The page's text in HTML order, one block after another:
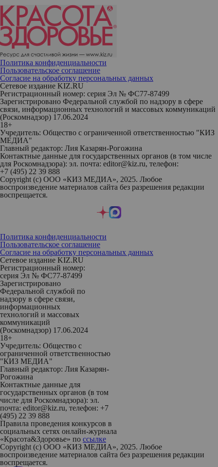
Политика конфиденциальности
Пользовательское соглашение
Согласие на обработку персональных данных
Сетевое издание KIZ.RU
Регистрационный номер: серия Эл № ФС77-87499
Зарегистрировано Федеральной службой по надзору в сфере
связи, информационных технологий и массовых коммуникаций
(Роскомнадзор) 17.06.2024
18+
Учредитель: Общество с ограниченной ответственностью "КИЗ
МЕДИА"
Главный редактор: Лия Казарян-Рогожина
Контактные данные для государственных органов (в том числе
для Роскомнадзора): эл. почта: editor@kiz.ru, телефон:
+7 (495) 22 39 888
Copyright (с) ООО «КИЗ МЕДИА», 2025. Любое
воспроизведение материалов сайта без разрешения редакции
воспрещается.
Политика конфиденциальности
Пользовательское соглашение
Согласие на обработку персональных данных
Сетевое издание KIZ.RU
Регистрационный номер:
серия Эл № ФС77-87499
Зарегистрировано
Федеральной службой по
надзору в сфере связи,
информационных
технологий и массовых
коммуникаций
(Роскомнадзор) 17.06.2024
18+
Учредитель: Общество с
ограниченной ответственностью
"КИЗ МЕДИА"
Главный редактор: Лия Казарян-
Рогожина
Контактные данные для
государственных органов (в том
числе для Роскомнадзора): эл.
почта: editor@kiz.ru, телефон: +7
(495) 22 39 888
Правила проведения конкурсов в
социальных сетях онлайн-журнала
«Красота&Здоровье» по ссылке
Copyright (с) ООО «КИЗ МЕДИА», 2025. Любое
воспроизведение материалов сайта без разрешения редакции
воспрещается.